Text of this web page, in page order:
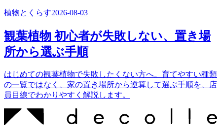
植物とくらす2026-08-03
観葉植物 初心者が失敗しない、置き場
所から選ぶ手順
はじめての観葉植物で失敗したくない方へ。育てやすい種類
の一覧ではなく、家の置き場所から逆算して選ぶ手順を、店
員目線でわかりやすく解説します。